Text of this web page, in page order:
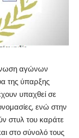
αγώνων
της ύπαρξης
υπαχθεί σε
ενώ στην
στυλ του καράτε
στο σύνολό τους